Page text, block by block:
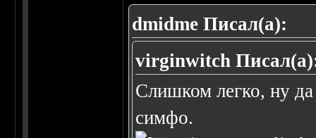
dmidme Писал(а):
virginwitch
Слишком легко, ну
симфо.